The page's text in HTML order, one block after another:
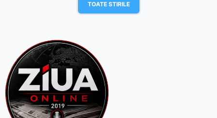
TOATE STIRILE